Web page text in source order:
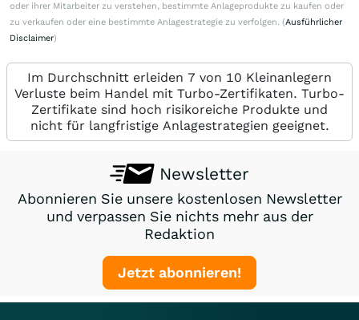
oder ihrer Mitarbeiter zu verstehen, bestimmte Anlageprodukte zu kaufen oder
zu verkaufen oder eine bestimmte Anlagestrategie zu verfolgen. (Ausführlicher
Disclaimer)
Im Durchschnitt erleiden 7 von 10 Kleinanlegern
Verluste beim Handel mit Turbo-Zertifikaten. Turbo-
Zertifikate sind hoch risikoreiche Produkte und
nicht für langfristige Anlagestrategien geeignet.
Newsletter
Abonnieren Sie unsere kostenlosen Newsletter
und verpassen Sie nichts mehr aus der
Redaktion
Jetzt abonnieren!